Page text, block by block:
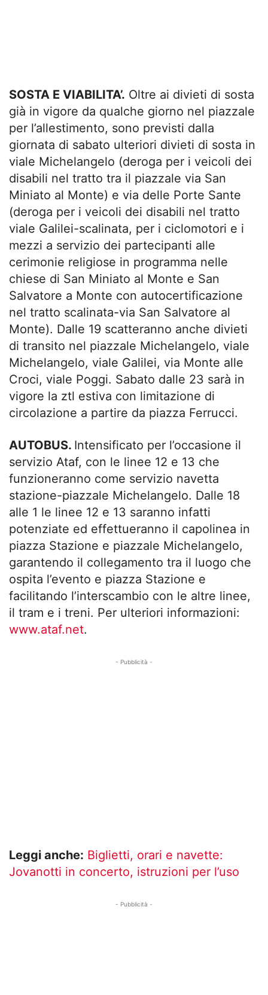
SOSTA E VIABILITA’. Oltre ai divieti di sosta
già in vigore da qualche giorno nel piazzale
per l’allestimento, sono previsti dalla
giornata di sabato ulteriori divieti di sosta in
viale Michelangelo (deroga per i veicoli dei
disabili nel tratto tra il piazzale via San
Miniato al Monte) e via delle Porte Sante
(deroga per i veicoli dei disabili nel tratto
viale Galilei-scalinata, per i ciclomotori e i
mezzi a servizio dei partecipanti alle
cerimonie religiose in programma nelle
chiese di San Miniato al Monte e San
Salvatore a Monte con autocertificazione
nel tratto scalinata-via San Salvatore al
Monte). Dalle 19 scatteranno anche divieti
di transito nel piazzale Michelangelo, viale
Michelangelo, viale Galilei, via Monte alle
Croci, viale Poggi. Sabato dalle 23 sarà in
vigore la ztl estiva con limitazione di
circolazione a partire da piazza Ferrucci.
AUTOBUS. Intensificato per l’occasione il
servizio Ataf, con le linee 12 e 13 che
funzioneranno come servizio navetta
stazione-piazzale Michelangelo. Dalle 18
alle 1 le linee 12 e 13 saranno infatti
potenziate ed effettueranno il capolinea in
piazza Stazione e piazzale Michelangelo,
garantendo il collegamento tra il luogo che
ospita l’evento e piazza Stazione e
facilitando l’interscambio con le altre linee,
il tram e i treni. Per ulteriori informazioni:
www.ataf.net.
- Pubblicità -
Leggi anche: Biglietti, orari e navette:
Jovanotti in concerto, istruzioni per l’uso
- Pubblicità -